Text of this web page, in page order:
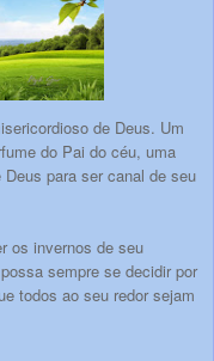
de Deus. Um
do Pai do céu, uma
para ser canal de seu
os invernos de seu
sempre se decidir por
todos ao seu redor sejam